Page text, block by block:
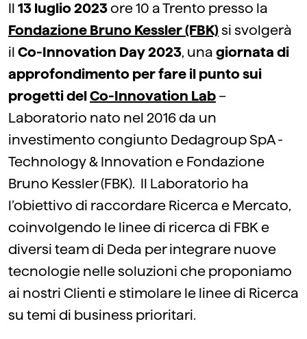
Il 13 luglio 2023ore 10 a Trento presso la
Fondazione Bruno Kessler (FBK)si svolgerà
il Co-Innovation Day 2023, una giornata di
approfondimento per fare il punto sui
progetti delCo-Innovation Lab –
Laboratorio nato nel 2016 da un
investimento congiunto Dedagroup SpA -
Technology & Innovation e Fondazione
Bruno Kessler (FBK). Il Laboratorio ha
l’obiettivo di raccordare Ricerca e Mercato,
coinvolgendo le linee di ricerca di FBK e
diversi team di Deda per integrare nuove
tecnologie nelle soluzioni che proponiamo
ai nostri Clienti e stimolare le linee di Ricerca
su temi di business prioritari.